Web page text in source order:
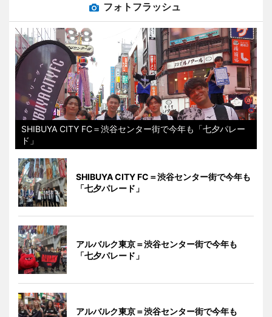
フォトフラッシュ
SHIBUYA CITY FC＝渋谷センター街で今年も「七夕パレー
ド」
SHIBUYA CITY FC＝渋谷センター街で今年も
「七夕パレード」
アルバルク東京＝渋谷センター街で今年も
「七夕パレード」
アルバルク東京＝渋谷センター街で今年も